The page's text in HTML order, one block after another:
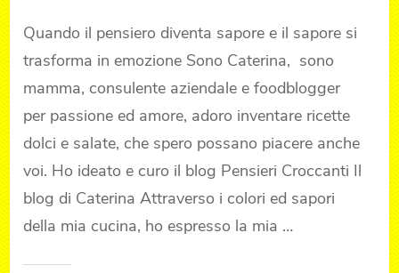
Quando il pensiero diventa sapore e il sapore si
trasforma in emozione Sono Caterina, sono
mamma, consulente aziendale e foodblogger
per passione ed amore, adoro inventare ricette
dolci e salate, che spero possano piacere anche
voi. Ho ideato e curo il blog Pensieri Croccanti Il
blog di Caterina Attraverso i colori ed sapori
della mia cucina, ho espresso la mia …